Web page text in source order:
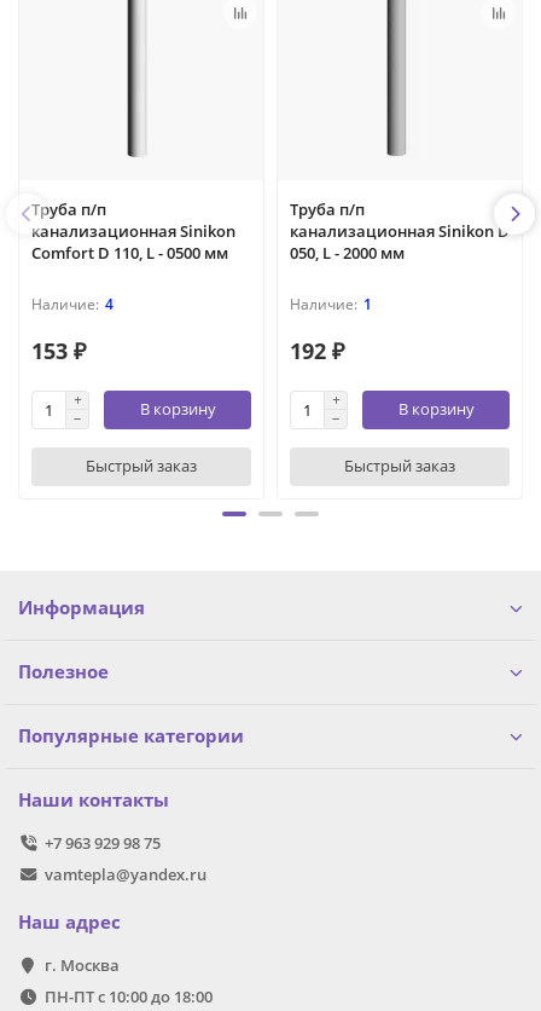
Труба п/п
канализационная Sinikon
Comfort D 110, L - 0500 мм
4
153 ₽
В корзину
Быстрый заказ
Труба п/п
канализационная Sinikon D
050, L - 2000 мм
1
192 ₽
В корзину
Быстрый заказ
Информация
Полезное
Популярные категории
Наши контакты
+7 963 929 98 75
vamtepla@yandex.ru
Наш адрес
г. Москва
ПН-ПТ с 10:00 до 18:00